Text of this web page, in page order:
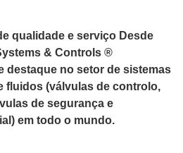
qualidade e serviço Desde
& Controls ®
destaque no setor de sistemas
fluidos (válvulas de controlo,
de segurança e
em todo o mundo.